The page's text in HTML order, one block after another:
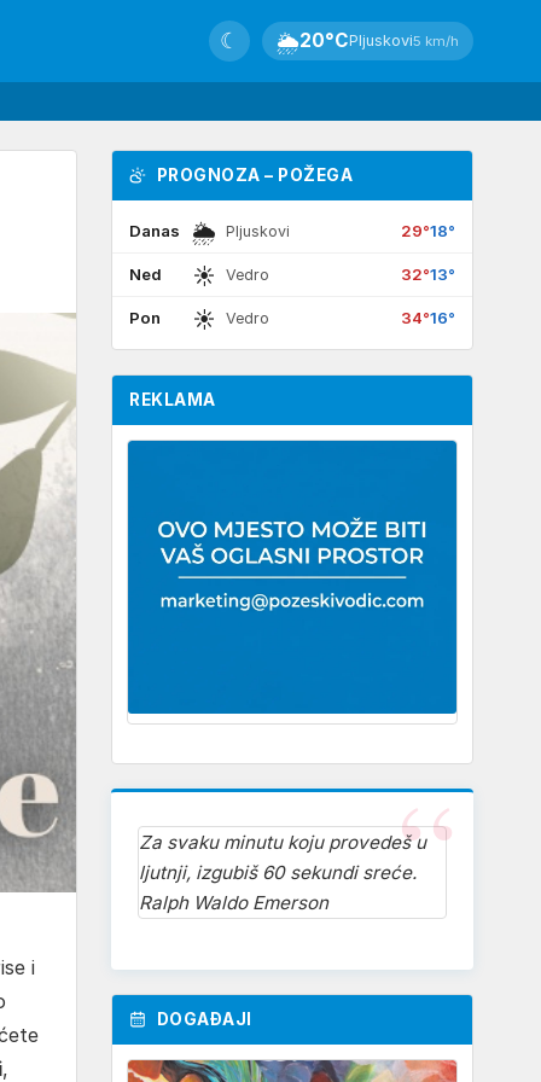
🌦20°CPljuskovi5 km/h
☾
i
,
PROGNOZA – POŽEGA
Danas 🌦 Pljuskovi 29°18°
Ned ☀ Vedro 32°13°
Pon ☀ Vedro 34°16°
REKLAMA
Za svaku minutu koju provedeš u
ljutnji, izgubiš 60 sekundi sreće.
Ralph Waldo Emerson
DOGAĐAJI